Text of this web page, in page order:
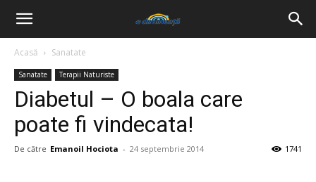
Acasă Sanatate
Sanatate Terapii Naturiste
Diabetul – O boala care
poate fi vindecata!
De către Emanoil Hociota - 24 septembrie 2014 1741